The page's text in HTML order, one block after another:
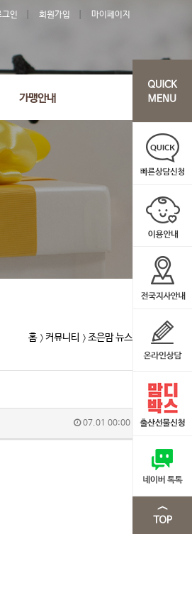
그인 회원가입 마이페이지
가맹안내
홈 커뮤니티 조은맘 뉴스
07.01 00:00